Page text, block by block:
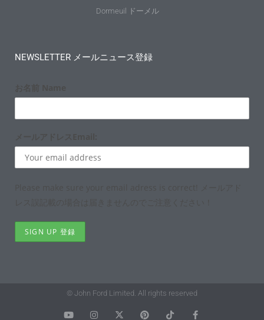
Dormeuil ドーメル
NEWSLETTER メールニュース登録
© John Ford Limited. All rights reserved